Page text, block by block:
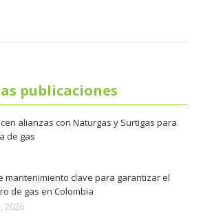
publicaciones
alianzas con Naturgas y Surtigas para
de gas
mantenimiento clave para garantizar el
de gas en Colombia
2026